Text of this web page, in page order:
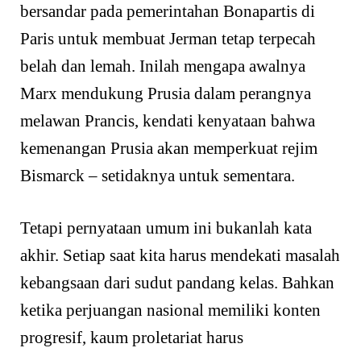
bersandar pada pemerintahan Bonapartis di
Paris untuk membuat Jerman tetap terpecah
belah dan lemah. Inilah mengapa awalnya
Marx mendukung Prusia dalam perangnya
melawan Prancis, kendati kenyataan bahwa
kemenangan Prusia akan memperkuat rejim
Bismarck – setidaknya untuk sementara.
Tetapi pernyataan umum ini bukanlah kata
akhir. Setiap saat kita harus mendekati masalah
kebangsaan dari sudut pandang kelas. Bahkan
ketika perjuangan nasional memiliki konten
progresif, kaum proletariat harus